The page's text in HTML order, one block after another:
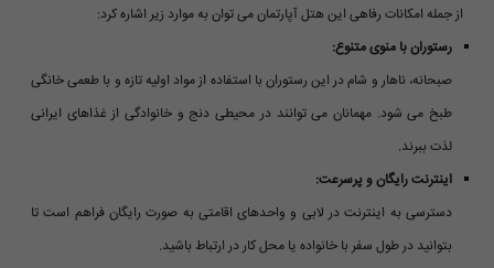
از جمله امکانات رفاهی این هتل آپارتمان می توان به موارد زیر اشاره کرد:
رستوران با منوی متنوع:
صبحانه، ناهار و شام در این رستوران با استفاده از مواد اولیه تازه و با طعمی خانگی
طبخ می شود. مهمانان می توانند در محیطی دنج و خانوادگی از غذاهای ایرانی
لذت ببرند.
اینترنت رایگان و پرسرعت:
دسترسی به اینترنت در لابی و واحدهای اقامتی به صورت رایگان فراهم است تا
بتوانید در طول سفر با خانواده یا محل کار در ارتباط باشید.